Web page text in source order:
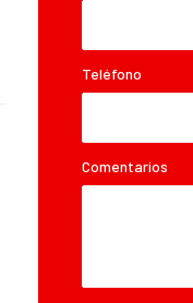
Teléfono
Comentarios